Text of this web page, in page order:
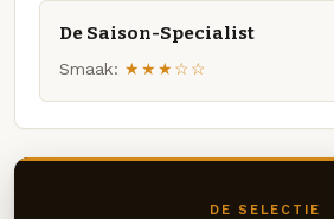
De Saison-Specialist
Smaak: ★★★☆☆
DE SELECTIE